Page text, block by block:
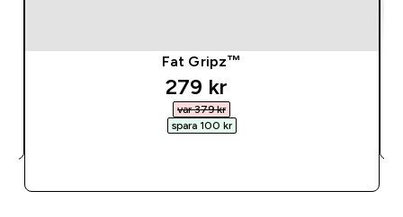
Fat Gripz™
discounted price
279 kr‎
var 379 kr‎
spara 100 kr‎